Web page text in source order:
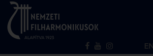
EN